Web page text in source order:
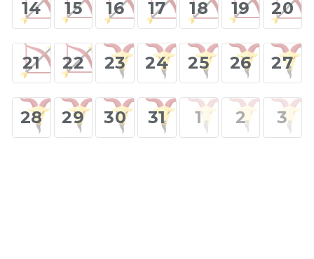
14 15 16 17 18 19 20
21 22 23 24 25 26 27
28 29 30 31 1 2 3